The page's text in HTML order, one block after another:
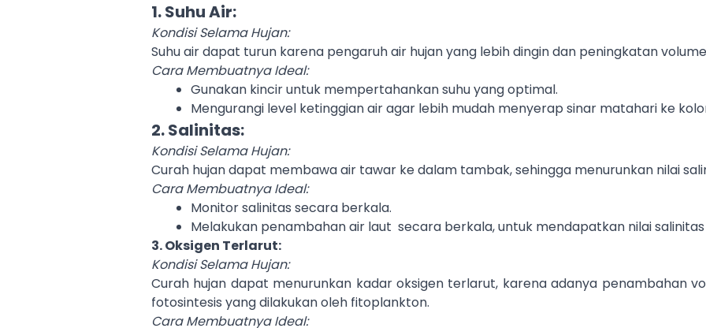
1. Suhu Air:
Kondisi Selama Hujan:
Suhu air dapat turun karena pengaruh air hujan yang lebih dingin dan peningkatan
Cara Membuatnya Ideal:
Gunakan kincir untuk mempertahankan suhu yang optimal.
Mengurangi level ketinggian air agar lebih mudah menyerap sinar matahari ke
2. Salinitas:
Kondisi Selama Hujan:
Curah hujan dapat membawa air tawar ke dalam tambak, sehingga menurunkan nilai
Cara Membuatnya Ideal:
Monitor salinitas secara berkala.
Melakukan penambahan air laut secara berkala, untuk mendapatkan nilai
3. Oksigen Terlarut:
Kondisi Selama Hujan:
Curah hujan dapat menurunkan kadar oksigen terlarut, karena adanya penambahan
fotosintesis yang dilakukan oleh fitoplankton.
Cara Membuatnya Ideal: